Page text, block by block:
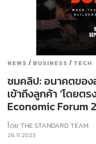
NEWS / BUSINESS / TECH
ชมคลิป: อนาคตขอ
เข้าถึงลูกค้า ‘โดยต
Economic Forum
โดย THE STANDARD TEAM
26.11.2023